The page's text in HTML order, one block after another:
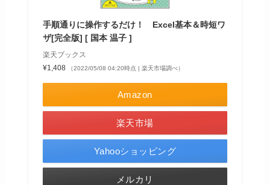
手順通りに操作するだけ！ Excel基本＆時短ワ
ザ[完全版] [ 国本 温子 ]
楽天ブックス
¥1,408
（2022/05/08 04:20時点 | 楽天市場調べ）
Amazon
楽天市場
Yahooショッピング
メルカリ